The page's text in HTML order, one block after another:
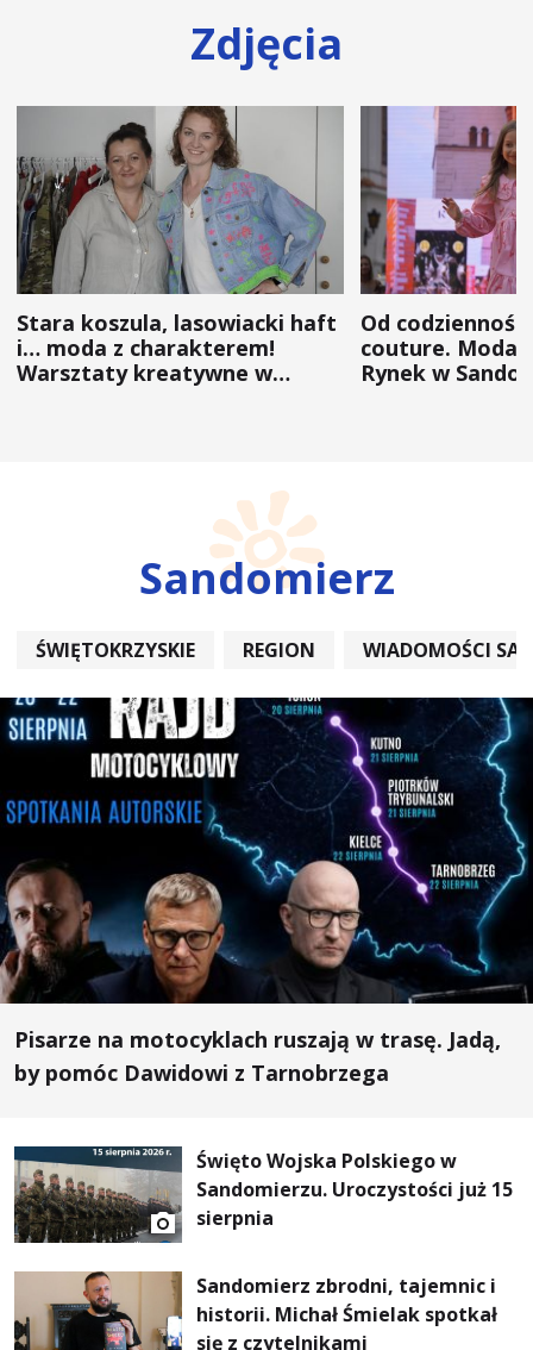
Zdjęcia
Stara koszula, lasowiacki haft
i… moda z charakterem!
Warsztaty kreatywne w
Od
couture. Moda
Rynek w
Sandomierz
ŚWIĘTOKRZYSKIE REGION WIADOMOŚCI
Pisarze na motocyklach ruszają w trasę. Jadą,
by pomóc Dawidowi z Tarnobrzega
Święto Wojska Polskiego w
Sandomierzu. Uroczystości już 15
sierpnia
Sandomierz zbrodni, tajemnic i
historii. Michał Śmielak spotkał
się z czytelnikami